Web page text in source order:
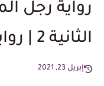
رواية رجل
الثانية 2 | روايات ندى محسن
إبريل 23, 2021